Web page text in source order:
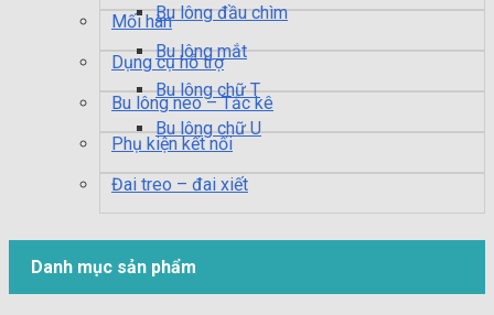
Bu lông đầu chìm
Bu lông mắt
Bu lông chữ T
Bu lông chữ U
Mối hàn
Dụng cụ hỗ trợ
Bu lông neo – Tắc kê
Phụ kiện kết nối
Đai treo – đai xiết
Danh mục sản phẩm